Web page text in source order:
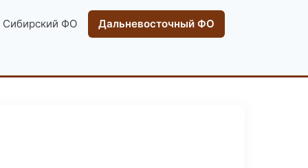
Сибирский ФО Дальневосточный ФО